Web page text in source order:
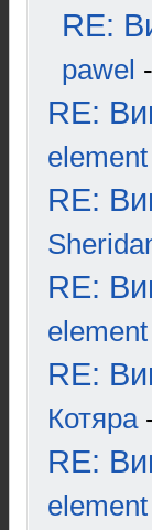
RE:
pawel
RE:
element
RE:
RE:
element
RE:
Котяра
RE:
element